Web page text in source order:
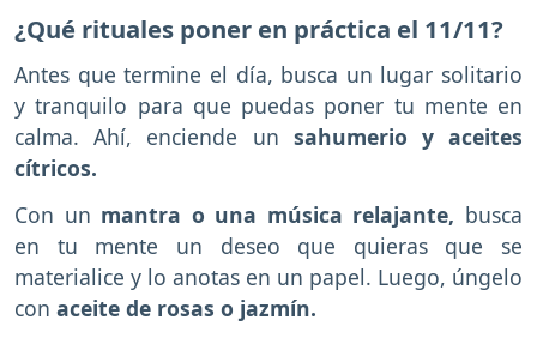
¿Qué rituales poner en práctica el 11/11?
Antes que termine el día, busca un lugar solitario
y tranquilo para que puedas poner tu mente en
calma. Ahí, enciende un sahumerio y aceites
cítricos.
Con un mantra o una música relajante, busca
en tu mente un deseo que quieras que se
materialice y lo anotas en un papel. Luego, úngelo
con aceite de rosas o jazmín.